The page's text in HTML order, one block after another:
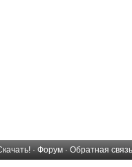
· Форум · Обратная связь